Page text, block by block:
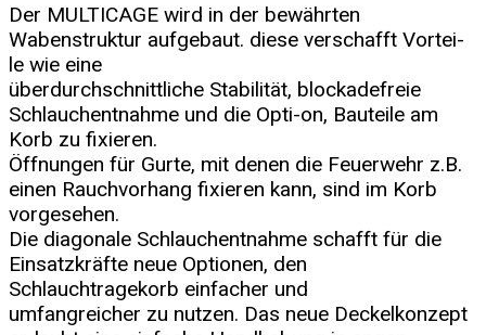
Der MULTICAGE wird in der bewährten
Wabenstruktur aufgebaut. diese verschafft Vortei-
le wie eine
überdurchschnittliche Stabilität, blockadefreie
Schlauchentnahme und die Opti-on, Bauteile am
Korb zu fixieren.
Öffnungen für Gurte, mit denen die Feuerwehr z.B.
einen Rauchvorhang fixieren kann, sind im Korb
vorgesehen.
Die diagonale Schlauchentnahme schafft für die
Einsatzkräfte neue Optionen, den
Schlauchtragekorb einfacher und
umfangreicher zu nutzen. Das neue Deckelkonzept